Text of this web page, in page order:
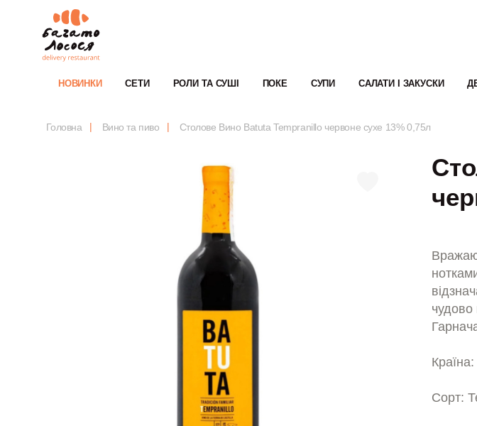
НОВИНКИ СЕТИ РОЛИ ТА СУШІ ПОКЕ СУПИ САЛАТИ І ЗАКУСКИ
Головна Вино та пиво Столове Вино Batuta Tempranillo червоне сухе 13% 0,75л
чудово
Країна:
Сорт: